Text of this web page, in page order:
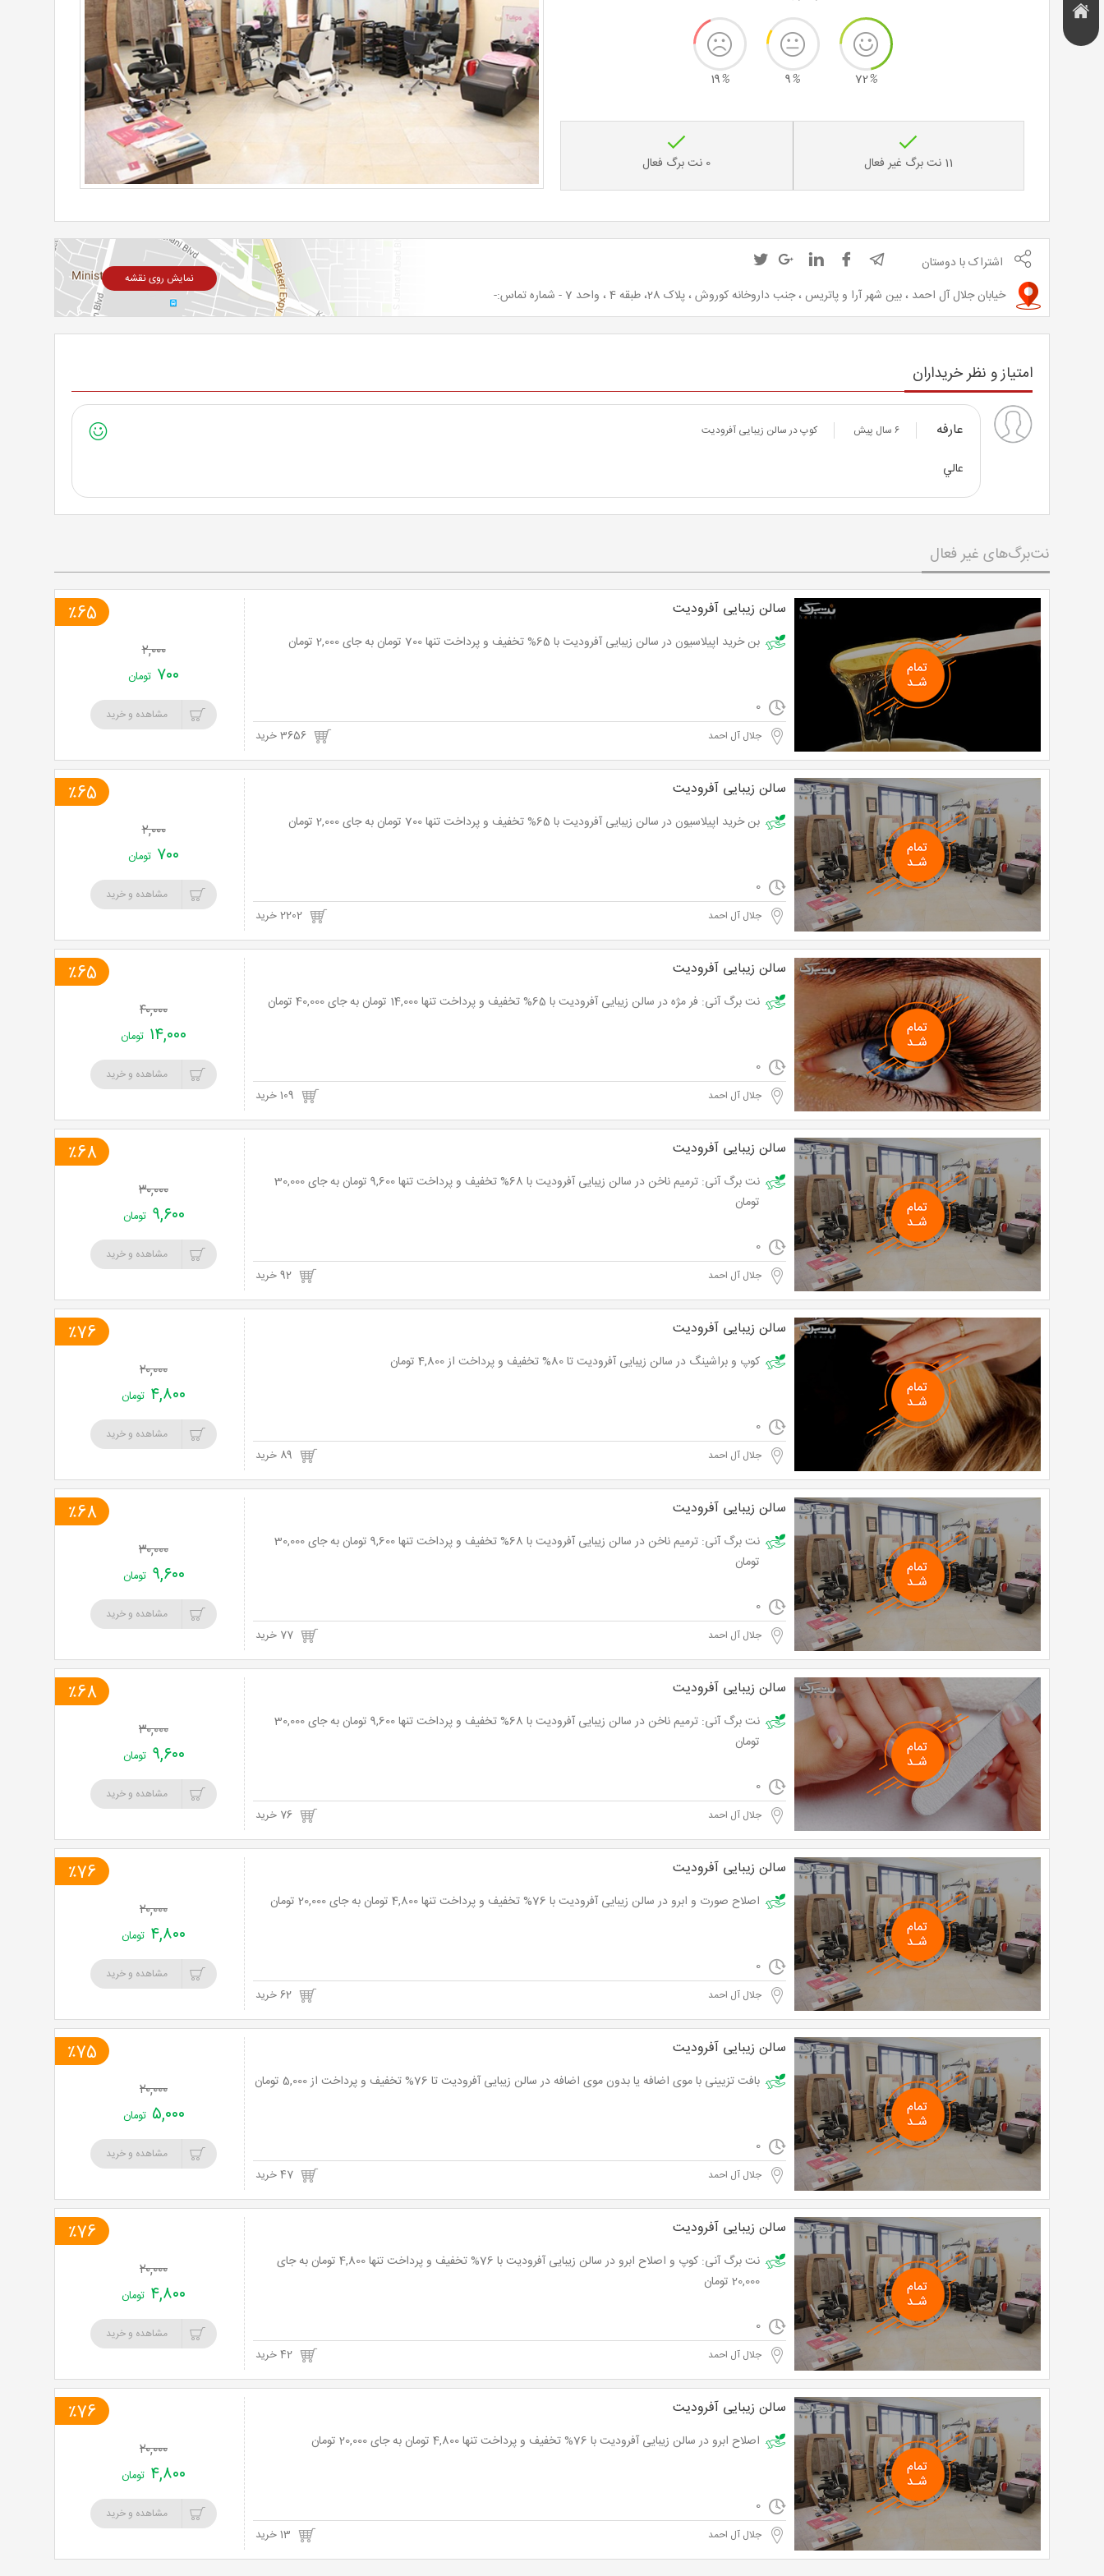
تخفیف
هتل و
اقامتگاه
72%
9%
19%
11 نت برگ غیر فعال 0 نت برگ فعال
اشتراک با دوستان
خیابان جلال آل احمد ، بین شهر آرا و پاتریس ، جنب داروخانه کوروش ، پلاک 28، طبقه 4 ، واحد 7 - شماره تماس:-
نمایش روی نقشه
امتیاز و نظر خریداران
عارفه ۶ سال پیش کوپ در سالن زیبایی آفرودیت
عالي
نت‌برگ‌های غیر فعال
سالن زیبایی آفرودیت
بن خرید اپیلاسیون در سالن زیبایی آفرودیت با 65% تخفیف و پرداخت تنها 700 تومان به جای 2,000 تومان
0
جلال آل احمد 3656 خرید
٪65
۲,۰۰۰
۷۰۰ تومان
مشاهده و خرید
سالن زیبایی آفرودیت
بن خرید اپیلاسیون در سالن زیبایی آفرودیت با 65% تخفیف و پرداخت تنها 700 تومان به جای 2,000 تومان
0
جلال آل احمد 2202 خرید
٪65
۲,۰۰۰
۷۰۰ تومان
مشاهده و خرید
سالن زیبایی آفرودیت
نت برگ آنی: فر مژه در سالن زیبایی آفرودیت با 65% تخفیف و پرداخت تنها 14,000 تومان به جای 40,000 تومان
0
جلال آل احمد
٪65
۴۰,۰۰۰
۱۴,۰۰۰ تومان
مشاهده و خرید
سالن زیبایی آفرودیت
نت برگ آنی: ترمیم ناخن در سالن زیبایی آفرودیت با 68% تخفیف و پرداخت تنها 9,600 تومان به جای 30,000
تومان
0
جلال آل احمد 92 خرید
٪68
۳۰,۰۰۰
۹,۶۰۰ تومان
مشاهده و خرید
سالن زیبایی آفرودیت
کوپ و براشینگ در سالن زیبایی آفرودیت تا 80% تخفیف و پرداخت از 4,800 تومان
0
جلال آل احمد
٪76
۲۰,۰۰۰
۴,۸۰۰ تومان
مشاهده و خرید
سالن زیبایی آفرودیت
نت برگ آنی: ترمیم ناخن در سالن زیبایی آفرودیت با 68% تخفیف و پرداخت تنها 9,600 تومان به جای 30,000
تومان
0
جلال آل احمد 77 خرید
٪68
۳۰,۰۰۰
۹,۶۰۰ تومان
مشاهده و خرید
سالن زیبایی آفرودیت
نت برگ آنی: ترمیم ناخن در سالن زیبایی آفرودیت با 68% تخفیف و پرداخت تنها 9,600 تومان به جای 30,000
تومان
0
جلال آل احمد 76 خرید
٪68
۳۰,۰۰۰
۹,۶۰۰ تومان
مشاهده و خرید
سالن زیبایی آفرودیت
اصلاح صورت و ابرو در سالن زیبایی آفرودیت با 76% تخفیف و پرداخت تنها 4,800 تومان به جای 20,000 تومان
0
جلال آل احمد 62 خرید
٪76
۲۰,۰۰۰
۴,۸۰۰ تومان
مشاهده و خرید
سالن زیبایی آفرودیت
بافت تزیینی با موی اضافه یا بدون موی اضافه در سالن زیبایی آفرودیت تا 76% تخفیف و پرداخت از 5,000 تومان
0
جلال آل احمد 47 خرید
٪75
۲۰,۰۰۰
۵,۰۰۰ تومان
مشاهده و خرید
سالن زیبایی آفرودیت
نت برگ آنی: کوپ و اصلاح ابرو در سالن زیبایی آفرودیت با 76% تخفیف و پرداخت تنها 4,800 تومان به جای
20,000 تومان
0
جلال آل احمد 42 خرید
٪76
۲۰,۰۰۰
۴,۸۰۰ تومان
مشاهده و خرید
سالن زیبایی آفرودیت
اصلاح ابرو در سالن زیبایی آفرودیت با 76% تخفیف و پرداخت تنها 4,800 تومان به جای 20,000 تومان
0
جلال آل احمد
٪76
۲۰,۰۰۰
۴,۸۰۰ تومان
مشاهده و خرید